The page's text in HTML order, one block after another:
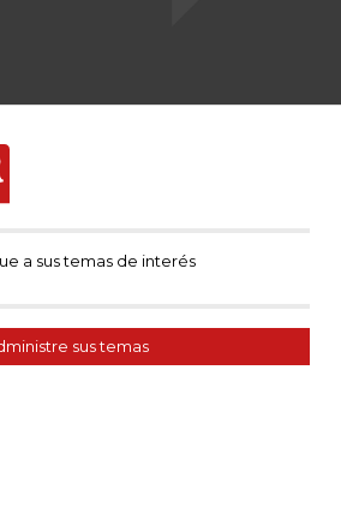
a sus temas de interés
sus temas